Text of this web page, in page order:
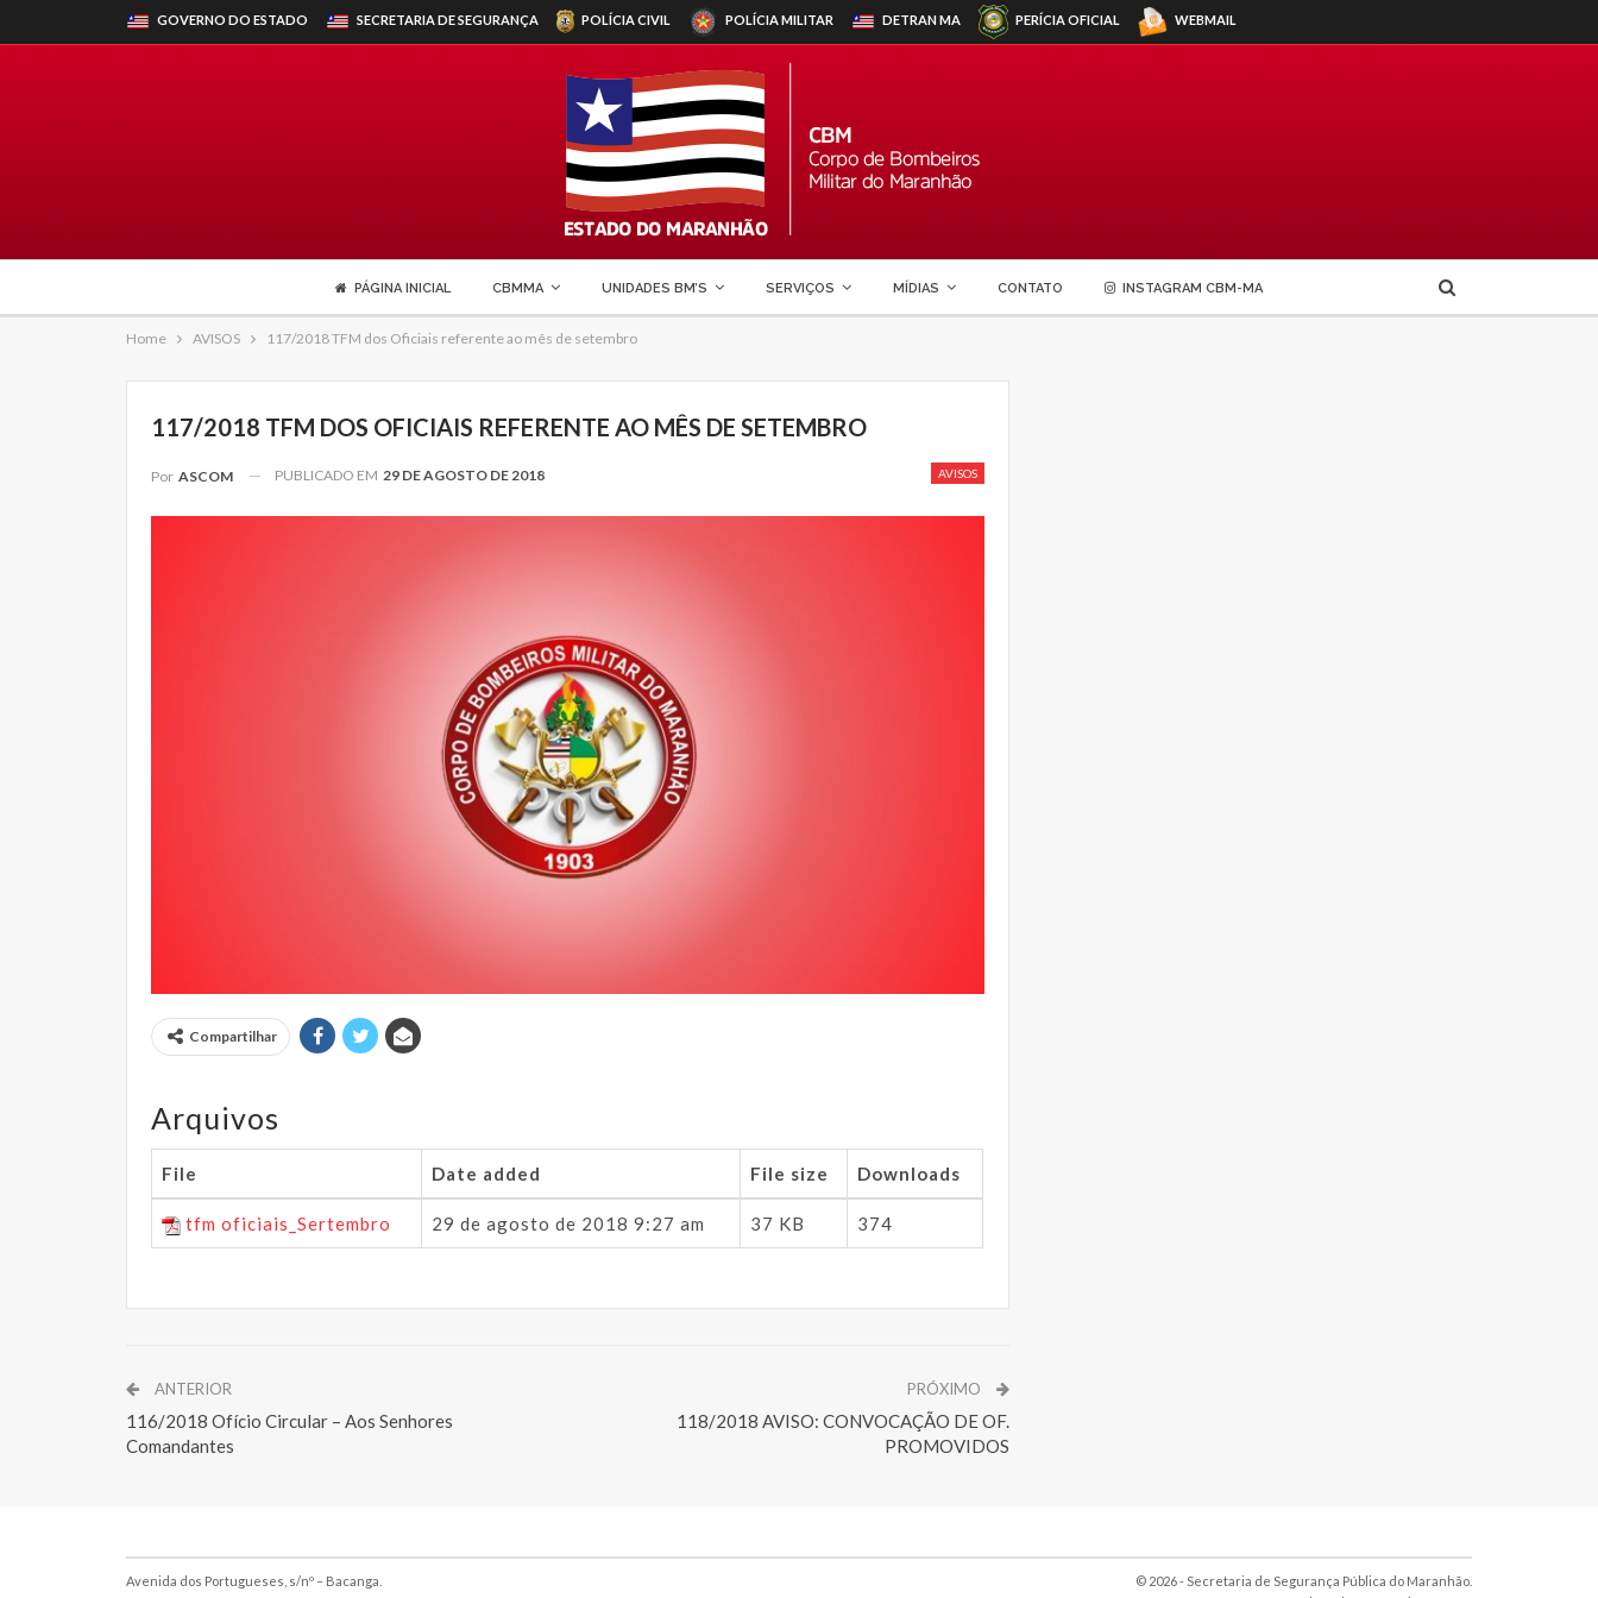
GOVERNO DO ESTADO SECRETARIA DE SEGURANÇA POLÍCIA CIVIL POLÍCIA MILITAR DETRANMA PERÍCIA OFICIAL WEBMAIL
PÁGINA INICIAL CBMMA UNIDADES BM’S SERVIÇOS MÍDIAS CONTATO INSTAGRAM CBM-MA
Home AVISOS 117/2018 TFM dos Oficiais referente ao mês de setembro
117/2018 TFM DOS OFICIAIS REFERENTE AO MÊS DE SETEMBRO
AVISOS
Por ASCOM PUBLICADO EM 29 DE AGOSTO DE 2018
Compartilhar
Arquivos
File Date added File size Downloads
tfm oficiais_Sertembro 29 de agosto de 2018 9:27 am 37 KB 374
ANTERIOR
116/2018 Ofício Circular – Aos Senhores
Comandantes
PRÓXIMO
118/2018 AVISO: CONVOCAÇÃO DE OF.
PROMOVIDOS
Avenida dos Portugueses, s/nº – Bacanga.
© 2026 - Secretaria de Segurança Pública do Maranhão.